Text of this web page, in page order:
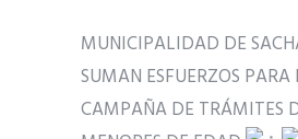
MUNICIPALIDAD DE
SUMAN ESFUERZOS PARA
CAMPAÑA DE TRÁMITES